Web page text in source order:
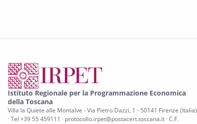
Istituto Regionale per la Programmazione Economica
della Toscana
Villa la Quiete alle Montalve - Via Pietro Dazzi, 1 - 50141 Firenze (Italia)
· Tel +39 55 459111 · protocollo.irpet@postacert.toscana.it · C.F.